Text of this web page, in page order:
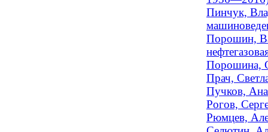
Пинчук,
Порошин,
Порошина,
Прач,
Пучков,
Рогов,
Рюмцев,